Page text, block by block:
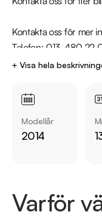
Kontakta oss för mer
Telefon: 013-480 22
Mejladress:
Telefontider:
Besökstider i butik:
+ Visa hela
Modellår
2014
Varför